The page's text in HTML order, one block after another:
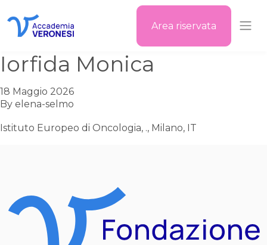
Area riservata
Iorfida Monica
18 Maggio 2026
By elena-selmo
Istituto Europeo di Oncologia, ., Milano, IT